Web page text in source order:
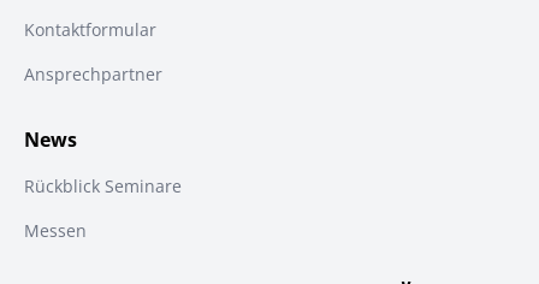
Kontaktformular
Ansprechpartner
News
Rückblick Seminare
Messen